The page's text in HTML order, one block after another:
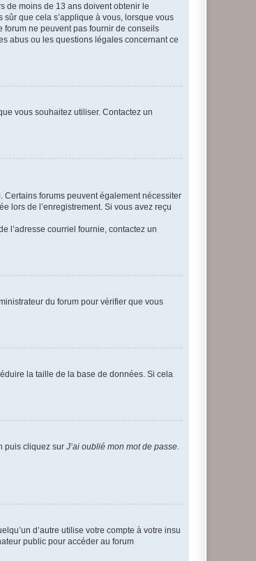
de moins de 13 ans doivent obtenir le
sûr que cela s’applique à vous, lorsque vous
forum ne peuvent pas fournir de conseils
abus ou les questions légales concernant ce
vous souhaitez utiliser. Contactez un
Certains forums peuvent également nécessiter
lors de l’enregistrement. Si vous avez reçu
l’adresse courriel fournie, contactez un
du forum pour vérifier que vous
la taille de la base de données. Si cela
puis cliquez sur J’ai oublié mon mot de passe
d’autre utilise votre compte à votre insu
public pour accéder au forum